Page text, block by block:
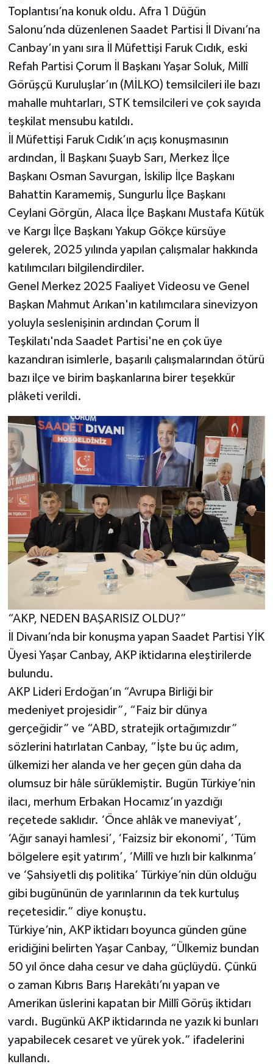
Toplantısı’na konuk oldu. Afra 1 Düğün
Salonu’nda düzenlenen Saadet Partisi İl Divanı’na
Canbay’ın yanı sıra İl Müfettişi Faruk Cıdık, eski
Refah Partisi Çorum İl Başkanı Yaşar Soluk, Millî
Görüşçü Kuruluşlar’ın (MİLKO) temsilcileri ile bazı
mahalle muhtarları, STK temsilcileri ve çok sayıda
teşkilat mensubu katıldı.
İl Müfettişi Faruk Cıdık’ın açış konuşmasının
ardından, İl Başkanı Şuayb Sarı, Merkez İlçe
Başkanı Osman Savurgan, İskilip İlçe Başkanı
Bahattin Karamemiş, Sungurlu İlçe Başkanı
Ceylani Görgün, Alaca İlçe Başkanı Mustafa Kütük
ve Kargı İlçe Başkanı Yakup Gökçe kürsüye
gelerek, 2025 yılında yapılan çalışmalar hakkında
katılımcıları bilgilendirdiler.
Genel Merkez 2025 Faaliyet Videosu ve Genel
Başkan Mahmut Arıkan'ın katılımcılara sinevizyon
yoluyla seslenişinin ardından Çorum İl
Teşkilatı'nda Saadet Partisi'ne en çok üye
kazandıran isimlerle, başarılı çalışmalarından ötürü
bazı ilçe ve birim başkanlarına birer teşekkür
plâketi verildi.
“AKP, NEDEN BAŞARISIZ OLDU?”
İl Divanı’nda bir konuşma yapan Saadet Partisi YİK
Üyesi Yaşar Canbay, AKP iktidarına eleştirilerde
bulundu.
AKP Lideri Erdoğan’ın “Avrupa Birliği bir
medeniyet projesidir”, “Faiz bir dünya
gerçeğidir” ve “ABD, stratejik ortağımızdır”
sözlerini hatırlatan Canbay, “İşte bu üç adım,
ülkemizi her alanda ve her geçen gün daha da
olumsuz bir hâle sürüklemiştir. Bugün Türkiye’nin
ilacı, merhum Erbakan Hocamız’ın yazdığı
reçetede saklıdır. ‘Önce ahlâk ve maneviyat’,
‘Ağır sanayi hamlesi’, ‘Faizsiz bir ekonomi’, ‘Tüm
bölgelere eşit yatırım’, ‘Millî ve hızlı bir kalkınma’
ve ‘Şahsiyetli dış politika’ Türkiye’nin dün olduğu
gibi bugününün de yarınlarının da tek kurtuluş
reçetesidir.” diye konuştu.
Türkiye’nin, AKP iktidarı boyunca günden güne
eridiğini belirten Yaşar Canbay, “Ülkemiz bundan
50 yıl önce daha cesur ve daha güçlüydü. Çünkü
o zaman Kıbrıs Barış Harekâtı’nı yapan ve
Amerikan üslerini kapatan bir Millî Görüş iktidarı
vardı. Bugünkü AKP iktidarında ne yazık ki bunları
yapabilecek cesaret ve yürek yok.” ifadelerini
kullandı.